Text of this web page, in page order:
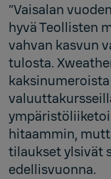
“Vaisalan
hyvä Teollisten
vahvan kasvun
tulosta.
hitaammin,
tilaukset ylsivät
edellisvuonna.